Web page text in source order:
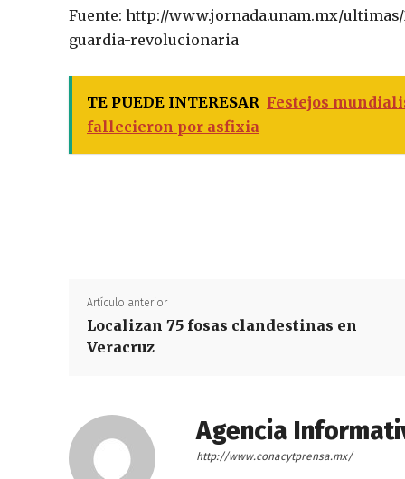
Fuente: http://www.jornada.unam.mx/
guardia-revolucionaria
TE PUEDE INTERESAR Festejos
fallecieron por asfixia
Artículo anterior
Localizan 75 fosas clandestinas en
Veracruz
Agencia
http://www.conacytprensa.mx/